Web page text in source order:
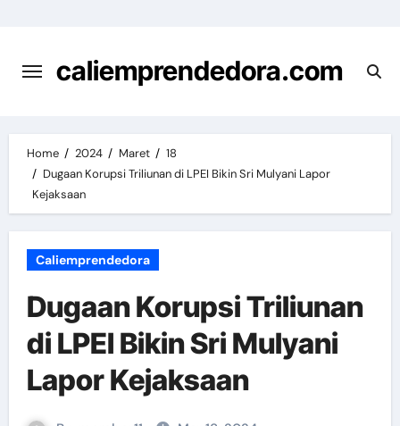
content
caliemprendedora.com
Home 2024 Maret
18
Dugaan Korupsi Triliunan di LPEI Bikin Sri Mulyani Lapor
Kejaksaan
Caliemprendedora
Dugaan Korupsi Triliunan
di LPEI Bikin Sri Mulyani
Lapor Kejaksaan